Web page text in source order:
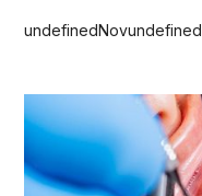
undefinedNovundefined